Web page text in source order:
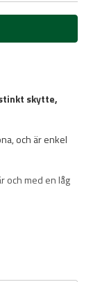
skytte,
och är enkel
och med en låg